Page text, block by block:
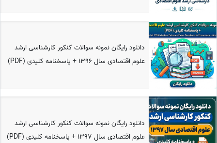
دانلود رایگان نمونه سوالات کنکور کارشناسی ارشد
علوم اقتصادی سال 1396 + پاسخنامه کلیدی (PDF)
دانلود رایگان نمونه سوالات کنکور کارشناسی ارشد
علوم اقتصادی سال 1397 + پاسخنامه کلیدی (PDF)